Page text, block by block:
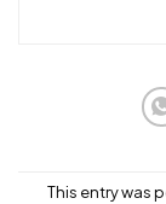
This entry was